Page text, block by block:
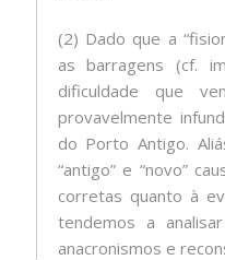
(2) Dado que a
as barragens (cf.
dificuldade que
provavelmente
do Porto Antigo.
“antigo” e “novo”
corretas quanto à
tendemos a
anacronismos e